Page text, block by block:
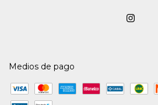
Medios de pago